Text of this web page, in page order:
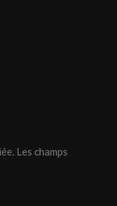
Les champs